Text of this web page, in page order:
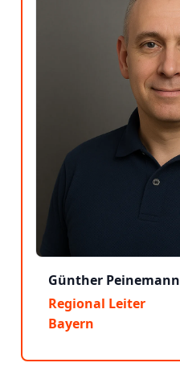
Günther Peinemann
Regional Leiter
Bayern